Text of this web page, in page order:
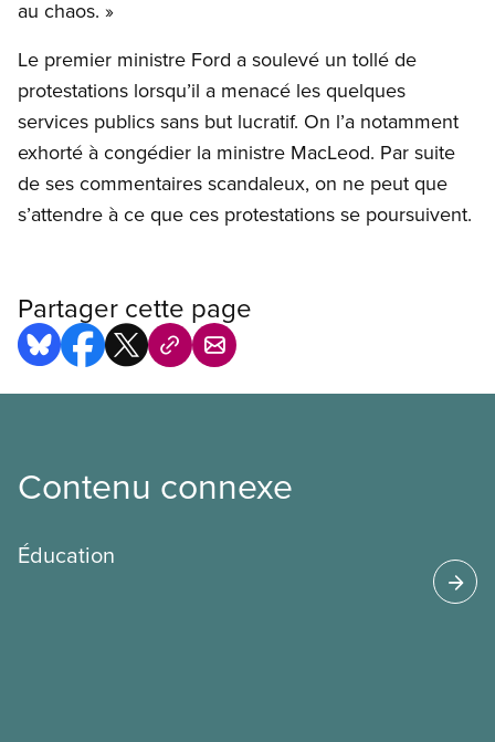
au chaos. »
Le premier ministre Ford a soulevé un tollé de
protestations lorsqu’il a menacé les quelques
services publics sans but lucratif. On l’a notamment
exhorté à congédier la ministre MacLeod. Par suite
de ses commentaires scandaleux, on ne peut que
s’attendre à ce que ces protestations se poursuivent.
Partager cette page
Contenu connexe
Éducation